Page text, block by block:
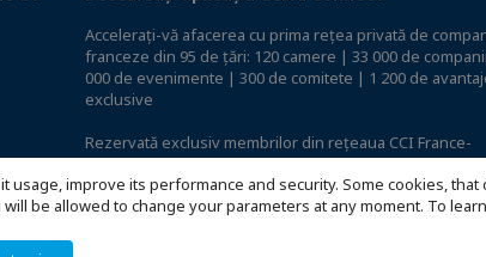
usage, improve its performance and security. Some cookies,
be allowed to change your parameters at any moment. To
Accelerați-vă afacerea cu prima rețea privată de
franceze din 95 de țări: 120 camere | 33 000 de
000 de evenimente | 300 de comitete | 1 200 de
exclusive
Rezervată exclusiv membrilor din rețeaua CCI France-
International,descoperiți aplicația CCIFI Connect.